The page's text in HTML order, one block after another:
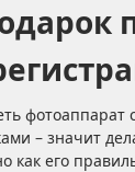
фотоаппарат
– значит
как его